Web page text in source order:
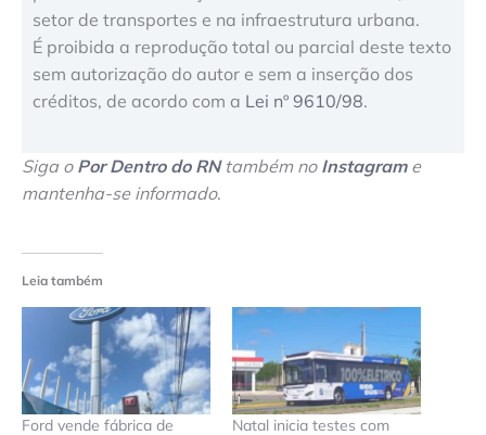
setor de transportes e na infraestrutura urbana.
É proibida a reprodução total ou parcial deste texto
sem autorização do autor e sem a inserção dos
créditos, de acordo com a Lei nº 9610/98.
Siga o Por Dentro do RNtambém no Instagrame
mantenha-se informado.
Leia também
Ford vende fábrica de
Natal inicia testes com